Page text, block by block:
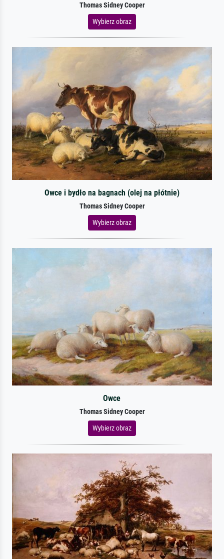
Thomas Sidney Cooper
Wybierz obraz
Owce i bydło na bagnach (olej na płótnie)
Thomas Sidney Cooper
Wybierz obraz
Owce
Thomas Sidney Cooper
Wybierz obraz